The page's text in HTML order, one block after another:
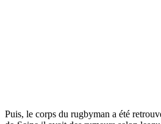
Puis, le corps du rugbyman a été